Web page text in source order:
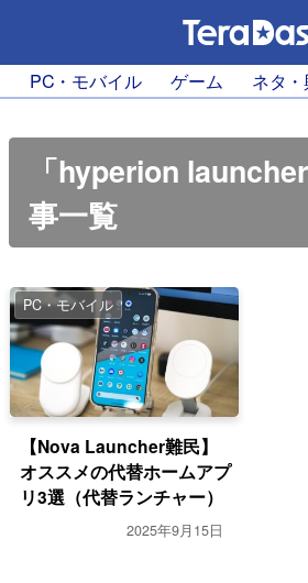
PC・モバイル ゲーム ネタ
「hyperion
事一覧
PC・モバイル
【Nova Launcher難民】
オススメの代替ホームアプ
リ3選（代替ランチャー）
2025年9月15日